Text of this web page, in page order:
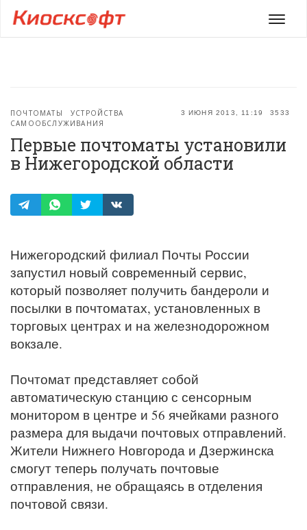
Меню
3 ИЮНЯ 2013, 11:19 3533
ПОЧТОМАТЫ
УСТРОЙСТВА
САМООБСЛУЖИВАНИЯ
Первые почтоматы установили
в Нижегородской области
Нижегородский филиал Почты России
запустил новый современный сервис,
который позволяет получить бандероли и
посылки в почтоматах, установленных в
торговых центрах и на железнодорожном
вокзале.
Почтомат представляет собой
автоматическую станцию с сенсорным
монитором в центре и 56 ячейками разного
размера для выдачи почтовых отправлений.
Жители Нижнего Новгорода и Дзержинска
смогут теперь получать почтовые
отправления, не обращаясь в отделения
почтовой связи.